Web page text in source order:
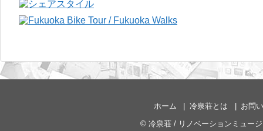
ホーム 冷泉荘とは
お問
© 冷泉荘 / リノベーションミュー